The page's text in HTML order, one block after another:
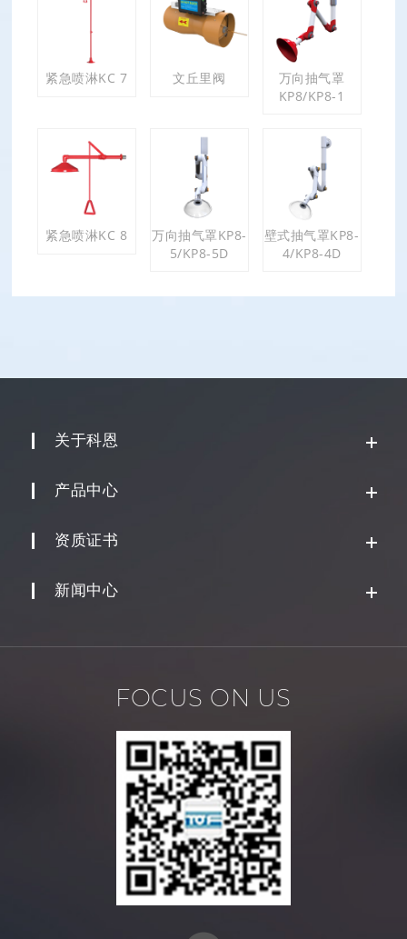
紧急喷淋KC 7 文丘里阀
万向抽气罩
KP8/KP8-1
紧急喷淋KC 8
万向抽气罩KP8-
5/KP8-5D
壁式抽气罩KP8-
4/KP8-4D
关于科恩
产品中心
资质证书
新闻中心
FOCUS ON US